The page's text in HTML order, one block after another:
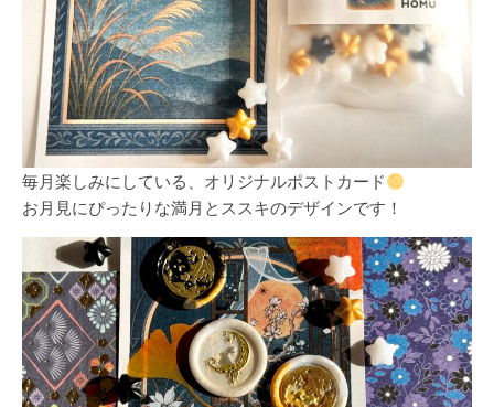
毎月楽しみにしている、オリジナルポストカード
お月見にぴったりな満月とススキのデザインです！